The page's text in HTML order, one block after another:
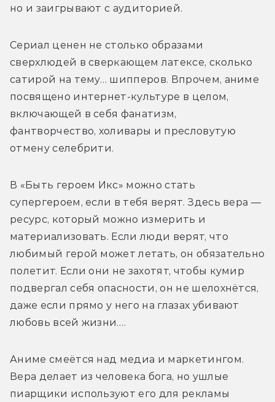
но и заигрывают с аудиторией.
Сериал ценен не столько образами
сверхлюдей в сверкающем латексе, сколько
сатирой на тему… шипперов. Впрочем, аниме
посвящено интернет-культуре в целом,
включающей в себя фанатизм,
фантворчество, холивары и пресловутую
отмену селебрити.
В «Быть героем Икс» можно стать
супергероем, если в тебя верят. Здесь вера —
ресурс, который можно измерить и
материализовать. Если люди верят, что
любимый герой может летать, он обязательно
полетит. Если они не захотят, чтобы кумир
подвергал себя опасности, он не шелохнётся,
даже если прямо у него на глазах убивают
любовь всей жизни….
Аниме смеётся над медиа и маркетингом.
Вера делает из человека бога, но ушлые
пиарщики используют его для рекламы